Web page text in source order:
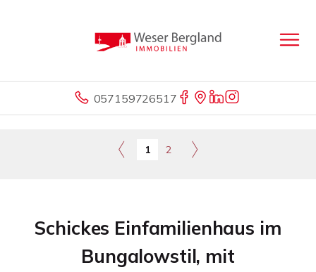
057159726517
1 2
Schickes Einfamilienhaus im
Bungalowstil, mit